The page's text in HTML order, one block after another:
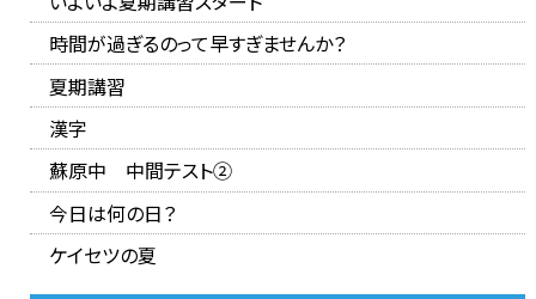
時間が過ぎるのって早すぎませんか？
夏期講習
漢字
蘇原中 中間テスト②
今日は何の日？
ケイセツの夏